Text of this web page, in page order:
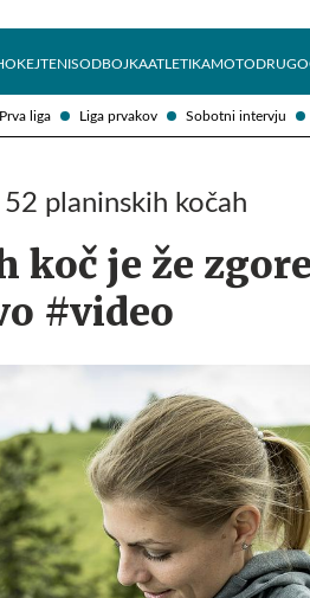
Prva liga Liga prvakov Sobotni intervju
TENISODBOJKAATLETIKAMOTODRUGO
planinskih kočah
koč je že
#video